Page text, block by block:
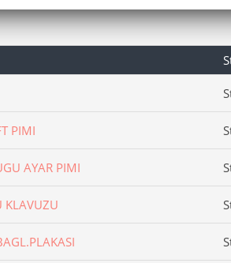
PIMI
AYAR PIMI
KLAVUZU